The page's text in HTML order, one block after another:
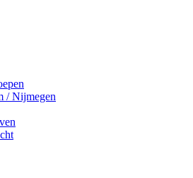
/ Nijmegen